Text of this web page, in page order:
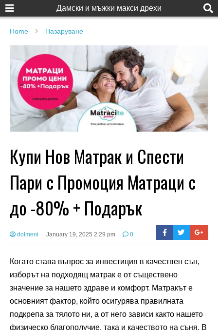
Дамски и мъжки макси дрехи
Home Пазаруване
Купи Нов Матрак и Спести
Пари с Промоция Матраци с
до -80% + Подарък
dolmeni January 19, 2025 2:29 pm 0
Когато става въпрос за инвестиция в качествен сън,
изборът на подходящ матрак е от съществено
значение за нашето здраве и комфорт. Матракът е
основният фактор, който осигурява правилната
подкрепа за тялото ни, а от него зависи както нашето
физическо благополучие, така и качеството на съня. В